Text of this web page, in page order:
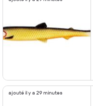
ajouté il y a 29 minutes